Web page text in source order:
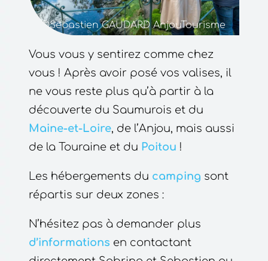
©Sebastien GAUDARD AnjouTourisme
Vous vous y sentirez comme chez
vous ! Après avoir posé vos valises, il
ne vous reste plus qu’à partir à la
découverte du Saumurois et du
Maine-et-Loire, de l’Anjou, mais aussi
de la Touraine et du Poitou !
Les hébergements du camping sont
répartis sur deux zones :
N’hésitez pas à demander plus
d’informations en contactant